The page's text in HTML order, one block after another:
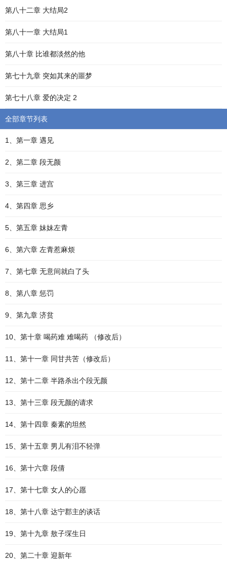
第八十二章 大结局2
第八十一章 大结局1
第八十章 比谁都淡然的他
第七十九章 突如其来的噩梦
第七十八章 爱的决定 2
全部章节列表
1、第一章 遇见
2、第二章 段无颜
3、第三章 进宫
4、第四章 思乡
5、第五章 妹妹左青
6、第六章 左青惹麻烦
7、第七章 无意间就白了头
8、第八章 惩罚
9、第九章 济贫
10、第十章 喝药难 难喝药 （修改后）
11、第十一章 同甘共苦（修改后）
12、第十二章 半路杀出个段无颜
13、第十三章 段无颜的请求
14、第十四章 秦素的坦然
15、第十五章 男儿有泪不轻弹
16、第十六章 段倩
17、第十七章 女人的心愿
18、第十八章 达宁郡主的谈话
19、第十九章 敖子堔生日
20、第二十章 迎新年